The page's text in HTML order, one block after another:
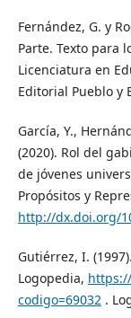
Fernández, G. y
Parte. Texto para
Licenciatura en
Editorial Pueblo y
García, Y.,
(2020). Rol del
de jóvenes
Propósitos y
http://dx.doi.org/
Gutiérrez, I.
Logopedia,
codigo=69032 .